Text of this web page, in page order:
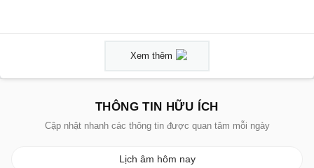
Xem thêm
THÔNG TIN HỮU ÍCH
Cập nhật nhanh các thông tin được quan tâm mỗi ngày
Lịch âm hôm nay